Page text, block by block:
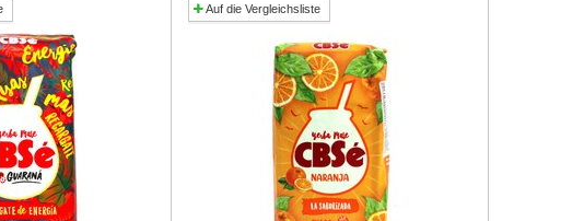
Auf die Vergleichsliste